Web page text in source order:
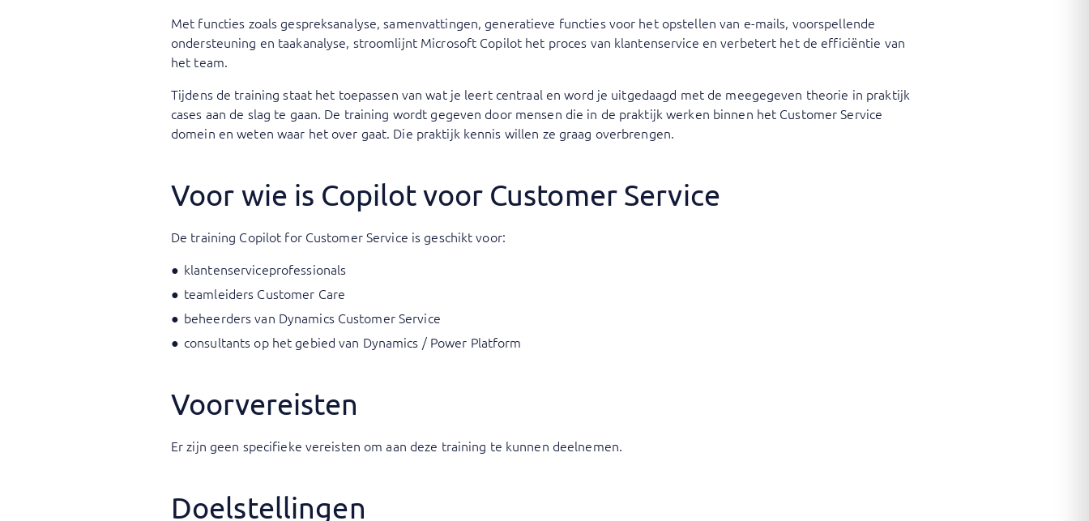
Met functies zoals gespreksanalyse, samenvattingen, generatieve functies voor het opstellen van e-mails, voorspellende
ondersteuning en taakanalyse, stroomlijnt Microsoft Copilot het proces van klantenservice en verbetert het de efficiëntie van
het team.
Tijdens de training staat het toepassen van wat je leert centraal en word je uitgedaagd met de meegegeven theorie in praktijk
cases aan de slag te gaan. De training wordt gegeven door mensen die in de praktijk werken binnen het Customer Service
domein en weten waar het over gaat. Die praktijk kennis willen ze graag overbrengen.
Voor wie is Copilot voor Customer Service
De training Copilot for Customer Service is geschikt voor:
klantenserviceprofessionals
teamleiders Customer Care
beheerders van Dynamics Customer Service
consultants op het gebied van Dynamics / Power Platform
Voorvereisten
Er zijn geen specifieke vereisten om aan deze training te kunnen deelnemen.
Doelstellingen